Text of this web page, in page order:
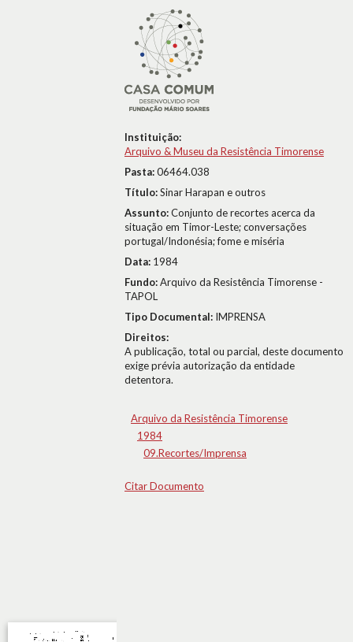
Instituição:
Arquivo & Museu da Resistência Timorense
Pasta:06464.038
Título:Sinar Harapan e outros
Assunto:Conjunto de recortes acerca da
situação em Timor-Leste; conversações
portugal/Indonésia; fome e miséria
Data: 1984
Fundo:Arquivo da Resistência Timorense -
TAPOL
Tipo Documental: IMPRENSA
Direitos:
A publicação, total ou parcial, deste documento
exige prévia autorização da entidade
detentora.
Arquivo da Resistência Timorense
1984
09.Recortes/Imprensa
Citar Documento